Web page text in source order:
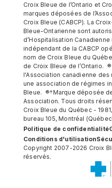
Croix Bleue de l’Ontario et
marques déposées de
Croix Bleue (CABCP). La
Bleue-Ontarienne sont
d’Hospitalisation Canadienne
indépendant de la CABCP
nom de Croix Bleue du
de Croix Bleue de l’Ontario.
l'Association canadienne des
une association de régimes
Bleue. ®†Marque déposée
Association. Tous droits
Croix Bleue du Québec -
bureau 105, Montréal
Politique de confidentialité
Conditions d'utilisation
Copyright 2007-2026 Croix
réservés.